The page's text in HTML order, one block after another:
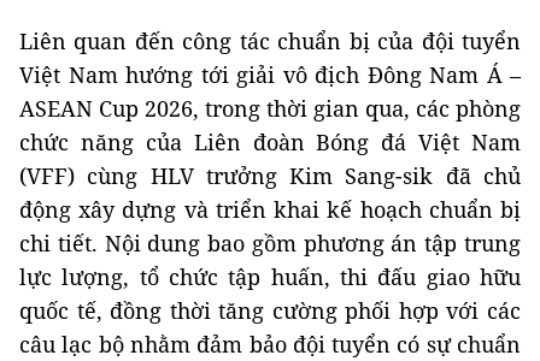
Liên quan đến công tác chuẩn bị của đội tuyển
Việt Nam hướng tới giải vô địch Đông Nam Á –
ASEAN Cup 2026, trong thời gian qua, các phòng
chức năng của Liên đoàn Bóng đá Việt Nam
(VFF) cùng HLV trưởng Kim Sang-sik đã chủ
động xây dựng và triển khai kế hoạch chuẩn bị
chi tiết. Nội dung bao gồm phương án tập trung
lực lượng, tổ chức tập huấn, thi đấu giao hữu
quốc tế, đồng thời tăng cường phối hợp với các
câu lạc bộ nhằm đảm bảo đội tuyển có sự chuẩn